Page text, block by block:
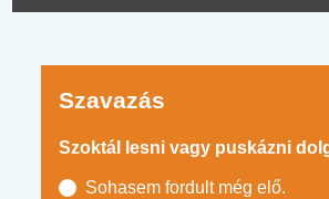
Szavazás
Szoktál lesni vagy puskázni
Sohasem fordult még elő.